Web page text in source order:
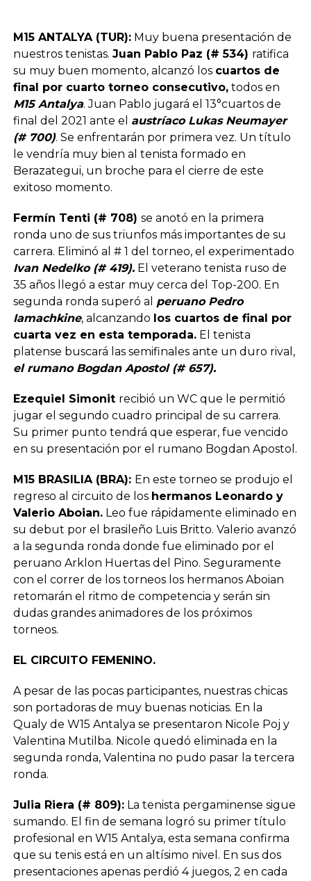
M15 ANTALYA (TUR):Muy buena presentación de
nuestros tenistas. Juan Pablo Paz (# 534) ratifica
su muy buen momento, alcanzó los cuartos de
final por cuarto torneo consecutivo,todos en
M15 Antalya. Juan Pablo jugará el 13°cuartos de
final del 2021 ante el austríaco Lukas Neumayer
(# 700). Se enfrentarán por primera vez. Un título
le vendría muy bien al tenista formado en
Berazategui, un broche para el cierre de este
exitoso momento.
Fermín Tenti (# 708) se anotó en la primera
ronda uno de sus triunfos más importantes de su
carrera. Eliminó al # 1 del torneo, el experimentado
Ivan Nedelko (# 419).El veterano tenista ruso de
35 años llegó a estar muy cerca del Top-200. En
segunda ronda superó al peruano Pedro
Iamachkine, alcanzando los cuartos de final por
cuarta vez en esta temporada.El tenista
platense buscará las semifinales ante un duro rival,
el rumano Bogdan Apostol (# 657).
Ezequiel Simonit recibió un WC que le permitió
jugar el segundo cuadro principal de su carrera.
Su primer punto tendrá que esperar, fue vencido
en su presentación por el rumano Bogdan Apostol.
M15 BRASILIA (BRA): En este torneo se produjo el
regreso al circuito de los hermanos Leonardo y
Valerio Aboian.Leo fue rápidamente eliminado en
su debut por el brasileño Luis Britto. Valerio avanzó
a la segunda ronda donde fue eliminado por el
peruano Arklon Huertas del Pino. Seguramente
con el correr de los torneos los hermanos Aboian
retomarán el ritmo de competencia y serán sin
dudas grandes animadores de los próximos
torneos.
EL CIRCUITO FEMENINO.
A pesar de las pocas participantes, nuestras chicas
son portadoras de muy buenas noticias. En la
Qualy de W15 Antalya se presentaron Nicole Poj y
Valentina Mutilba. Nicole quedó eliminada en la
segunda ronda, Valentina no pudo pasar la tercera
ronda.
Julia Riera (# 809):La tenista pergaminense sigue
sumando. El fin de semana logró su primer título
profesional en W15 Antalya, esta semana confirma
que su tenis está en un altísimo nivel. En sus dos
presentaciones apenas perdió 4 juegos, 2 en cada